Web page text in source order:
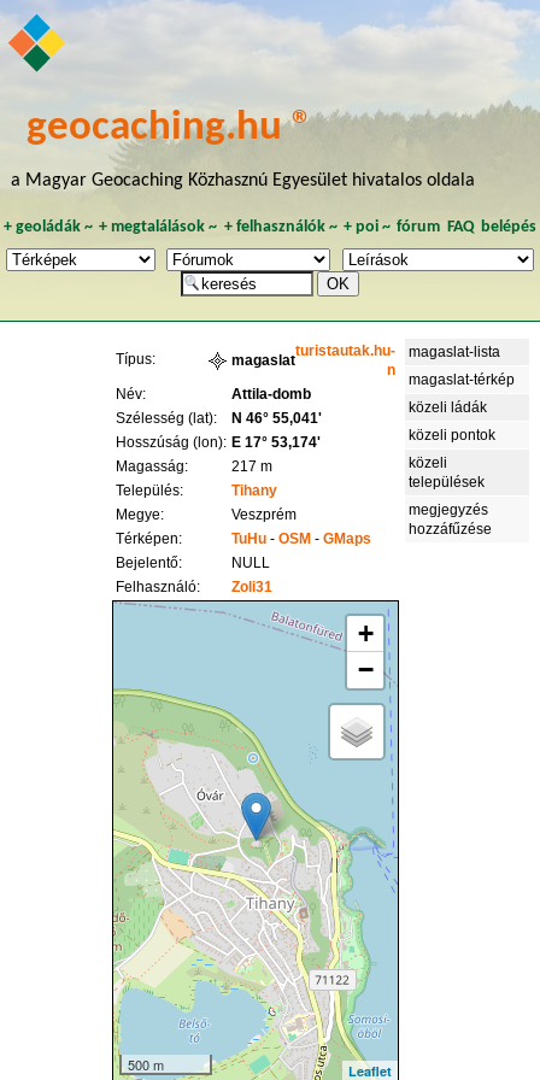
geocaching.hu ®
a Magyar Geocaching Közhasznú Egyesület hivatalos oldala
+ geoládák~ +megtalálások ~ + felhasználók~ + poi~ fórum FAQ belépés
Típus: magaslat
turistautak.hu-
n
Név:
Attila-domb
Szélesség (lat):
N 46° 55,041'
Hosszúság (lon): E 17° 53,174'
Magasság:
217 m
Település:
Tihany
Megye:
Veszprém
Térképen:
TuHu -OSM -GMaps
Bejelentő:
NULL
Felhasználó:
Zoli31
+
−
500 m Leaflet
magaslat-lista
magaslat-térkép
közeli ládák
közeli pontok
közeli
települések
megjegyzés
hozzáfűzése